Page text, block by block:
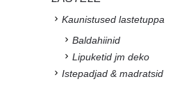
Kaunistused lastetuppa
Baldahiinid
Lipuketid jm deko
Istepadjad & madratsid